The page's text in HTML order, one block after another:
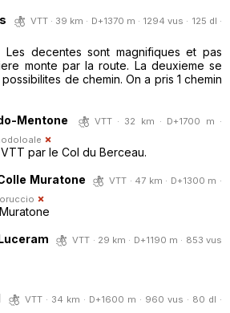
VTT · 39 km · D+1370 m · 1294 vus · 125 dl ·
Les decentes sont magnifiques et pas
monte par la route. La deuxieme se
de chemin. On a pris 1 chemin
Mentone
VTT · 32 km · D+1700 m ·
par le Col du Berceau.
Muratone
VTT · 47 km · D+1300 m ·
VTT · 29 km · D+1190 m · 853 vus
VTT · 34 km · D+1600 m · 960 vus · 80 dl ·